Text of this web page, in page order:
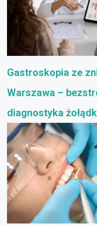
Gastroskopia ze
Warszawa –
diagnostyka